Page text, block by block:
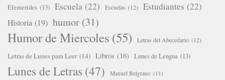
Efemerides (13) Escuela (22) Escuelas (12) Estudiantes (22)
Historia (19) humor (31)
Humor de Miercoles (55) Letras del Abecedario (12)
Letras de Lunes para Leer (14) Libros (16) Lunes de Lengua (13)
Lunes de Letras (47) Manuel Belgrano (11)